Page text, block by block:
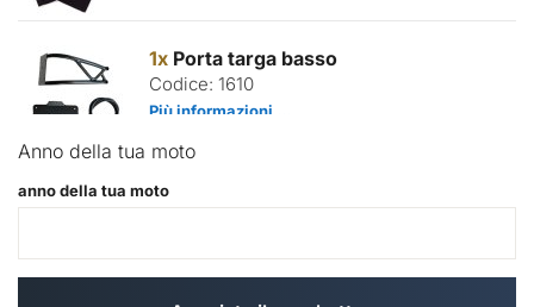
1x Porta targa basso
Codice: 1610
Più informazioni ...
1xCupolino nineT
Più informazioni ...
Anno della tua moto
anno della tua moto